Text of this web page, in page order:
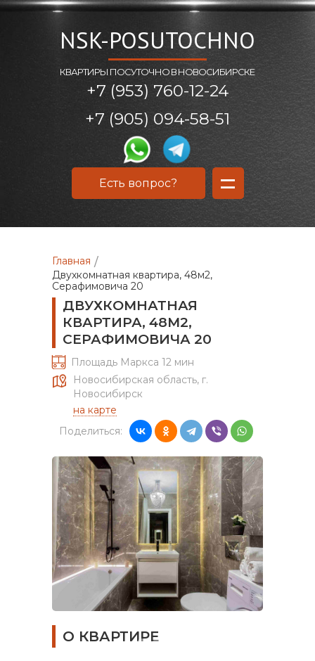
NSK-POSUTOCHNO
КВАРТИРЫ ПОСУТОЧНО В НОВОСИБИРСКЕ
+7 (953) 760-12-24
+7 (905) 094-58-51
Есть вопрос? =
Главная /
Двухкомнатная квартира, 48м2,
Серафимовича 20
ДВУХКОМНАТНАЯ
КВАРТИРА, 48М2,
СЕРАФИМОВИЧА 20
Площадь Маркса 12 мин
Новосибирская область, г.
Новосибирск
на карте
Поделиться:
О КВАРТИРЕ